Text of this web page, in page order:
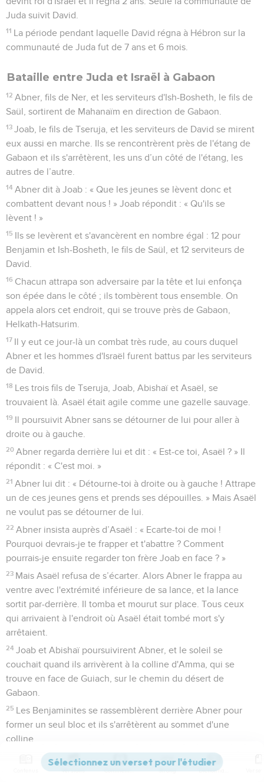
Juda suivit David.
11 La période pendant laquelle David régna à Hébron sur la
communauté de Juda fut de 7 ans et 6 mois.
Bataille entre Juda et Israël à Gabaon
12 Abner, fils de Ner, et les serviteurs d'Ish-Bosheth, le fils de
Saül, sortirent de Mahanaïm en direction de Gabaon.
13 Joab, le fils de Tseruja, et les serviteurs de David se mirent
eux aussi en marche. Ils se rencontrèrent près de l'étang de
Gabaon et ils s'arrêtèrent, les uns d’un côté de l'étang, les
autres de l’autre.
14 Abner dit à Joab : « Que les jeunes se lèvent donc et
combattent devant nous ! » Joab répondit : « Qu'ils se
lèvent ! »
15 Ils se levèrent et s'avancèrent en nombre égal : 12 pour
Benjamin et Ish-Bosheth, le fils de Saül, et 12 serviteurs de
David.
16 Chacun attrapa son adversaire par la tête et lui enfonça
son épée dans le côté ; ils tombèrent tous ensemble. On
appela alors cet endroit, qui se trouve près de Gabaon,
Helkath-Hatsurim.
17 Il y eut ce jour-là un combat très rude, au cours duquel
Abner et les hommes d'Israël furent battus par les serviteurs
de David.
18 Les trois fils de Tseruja, Joab, Abishaï et Asaël, se
trouvaient là. Asaël était agile comme une gazelle sauvage.
19 Il poursuivit Abner sans se détourner de lui pour aller à
droite ou à gauche.
20 Abner regarda derrière lui et dit : « Est-ce toi, Asaël ? » Il
répondit : « C'est moi. »
21 Abner lui dit : « Détourne-toi à droite ou à gauche ! Attrape
un de ces jeunes gens et prends ses dépouilles. » Mais Asaël
ne voulut pas se détourner de lui.
22 Abner insista auprès d’Asaël : « Ecarte-toi de moi !
Pourquoi devrais-je te frapper et t'abattre ? Comment
pourrais-je ensuite regarder ton frère Joab en face ? »
23 Mais Asaël refusa de s’écarter. Alors Abner le frappa au
ventre avec l'extrémité inférieure de sa lance, et la lance
sortit par-derrière. Il tomba et mourut sur place. Tous ceux
qui arrivaient à l'endroit où Asaël était tombé mort s'y
arrêtaient.
24 Joab et Abishaï poursuivirent Abner, et le soleil se
couchait quand ils arrivèrent à la colline d'Amma, qui se
trouve en face de Guiach, sur le chemin du désert de
Gabaon.
25 Les Benjaminites se rassemblèrent derrière Abner pour
former un seul bloc et ils s'arrêtèrent au sommet d'une
colline.
Abner cria à Joab : « L'épée va-t-elle nous dévorer
indéfiniment ? Ne sais-tu pas que cela débouchera sur de
Versions Commentaires Strong